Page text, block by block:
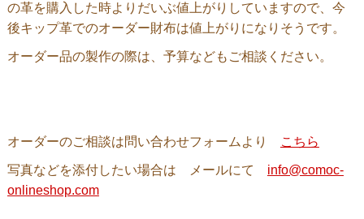
の革を購入した時よりだいぶ値上がりしていますので、今
後キップ革でのオーダー財布は値上がりになりそうです。
オーダー品の製作の際は、予算などもご相談ください。
オーダーのご相談は問い合わせフォームより こちら
写真などを添付したい場合は メールにて info@comoc-
onlineshop.com